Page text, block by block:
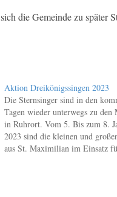
die Gemeinde zu später
Aktion Dreikönigssingen 2023
Die Sternsinger sind in den
Tagen wieder unterwegs zu den
in Ruhrort. Vom 5. Bis zum 8.
2023 sind die kleinen und
aus St. Maximilian im Einsatz